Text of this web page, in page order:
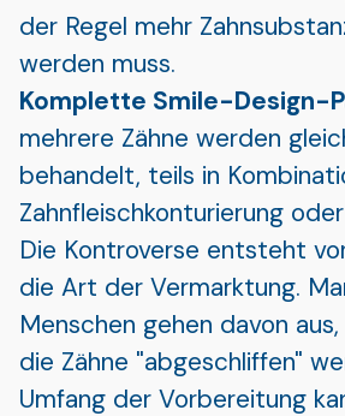
der Regel mehr
werden muss.
Komplette Smile-Design-
mehrere Zähne werden
behandelt, teils in
Zahnfleischkonturierung
Die Kontroverse entsteht
die Art der Vermarktung.
Menschen gehen davon
die Zähne "abgeschliffen"
Umfang der Vorbereitung